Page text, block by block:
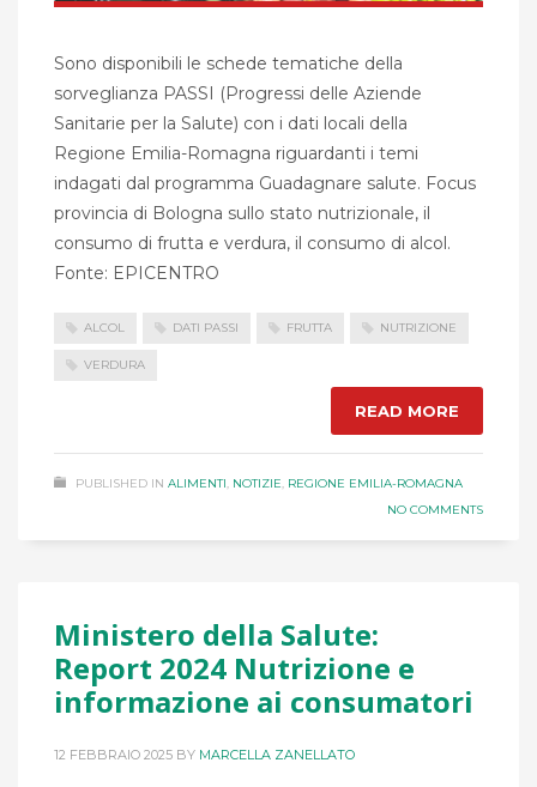
Sono disponibili le schede tematiche della
sorveglianza PASSI (Progressi delle Aziende
Sanitarie per la Salute) con i dati locali della
Regione Emilia-Romagna riguardanti i temi
indagati dal programma Guadagnare salute. Focus
provincia di Bologna sullo stato nutrizionale, il
consumo di frutta e verdura, il consumo di alcol.
Fonte: EPICENTRO
ALCOL DATI PASSI FRUTTA NUTRIZIONE
VERDURA
READ MORE
PUBLISHED IN ALIMENTI, NOTIZIE, REGIONE EMILIA-ROMAGNA
NO COMMENTS
Ministero della Salute:
Report 2024 Nutrizione e
informazione ai consumatori
12 FEBBRAIO 2025 BY MARCELLA ZANELLATO